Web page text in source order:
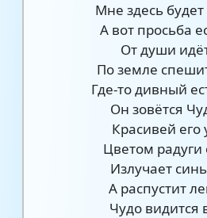
Мне здесь
А вот просьба
От души
По земле
Где-то дивный
Он зовётся
Красивей его
Цветом радуги
Излучает
А распустит
Чудо видится